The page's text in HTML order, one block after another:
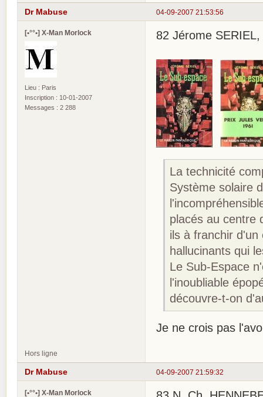
04-09-2007 21:53:56
Dr Mabuse
[•°°•] X-Man Morlock
Lieu : Paris
Inscription : 10-01-2007
Messages : 2 288
82 Jérome
La technicité
Système solaire
placés au centre
ils à franchir d'un
hallucinants qui
Le Sub-Espace
l'inoubliable
découvre-t-on
Je ne crois pas
Hors ligne
04-09-2007 21:59:32
Dr Mabuse
[•°°•] X-Man Morlock